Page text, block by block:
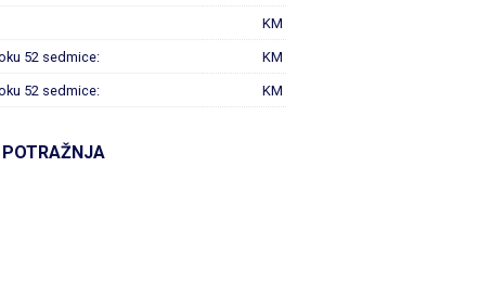
KM
52 sedmice: KM
52 sedmice: KM
POTRAŽNJA